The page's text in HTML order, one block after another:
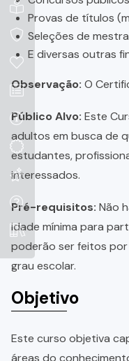
Provas de títulos
Seleções de
E diversas outras
Observação: O
Público Alvo: Este
adultos em busca de
estudantes,
interessados.
Pré-requisitos: Não
idade mínima para
poderão ser feitos
grau escolar.
Objetivo
Este curso objetiva